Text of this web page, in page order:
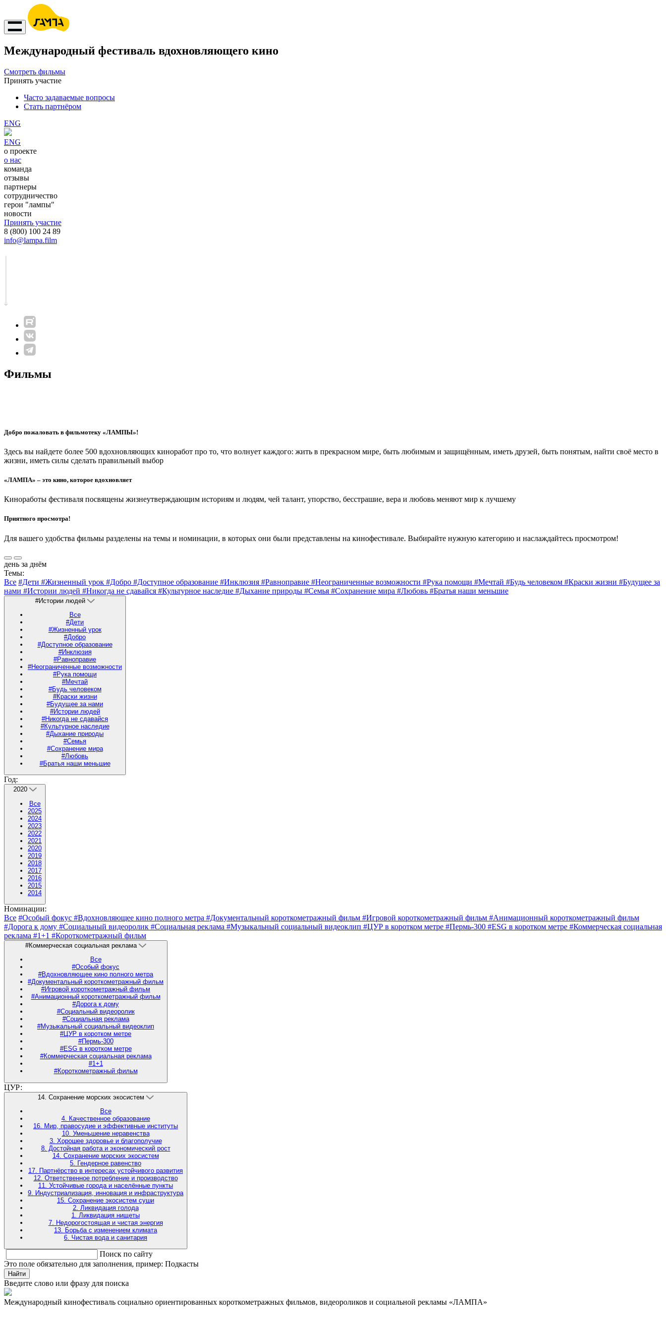
Международный фестиваль вдохновляющего кино
Смотреть фильмы
Принять участие
Часто задаваемые вопросы
Стать партнёром
ENG
ENG
о проекте
о нас
команда
отзывы
партнеры
сотрудничество
герои "лампы"
новости
Принять участие
8 (800) 100 24 89
info@lampa.film
Фильмы
Добро пожаловать в фильмотеку «ЛАМПЫ»!
Здесь вы найдете более 500 вдохновляющих киноработ про то, что волнует каждого: жить в прекрасном мире, быть любимым и защищённым, иметь друзей, быть понятым, найти своё место в
жизни, иметь силы сделать правильный выбор
«ЛАМПА» – это кино, которое вдохновляет
Киноработы фестиваля посвящены жизнеутверждающим историям и людям, чей талант, упорство, бесстрашие, вера и любовь меняют мир к лучшему
Приятного просмотра!
Для вашего удобства фильмы разделены на темы и номинации, в которых они были представлены на кинофестивале. Выбирайте нужную категорию и наслаждайтесь просмотром!
день за днём
Темы:
Все #Дети #Жизненный урок #Добро #Доступное образование #Инклюзия #Равноправие #Неограниченные возможности #Рука помощи #Мечтай #Будь человеком #Краски жизни #Будущее за
нами #Истории людей #Никогда не сдавайся #Культурное наследие #Дыхание природы #Семья #Сохранение мира #Любовь #Братья наши меньшие
#Истории людей
Все
#Дети
#Жизненный урок
#Добро
#Доступное образование
#Инклюзия
#Равноправие
#Неограниченные возможности
#Рука помощи
#Мечтай
#Будь человеком
#Краски жизни
#Будущее за нами
#Истории людей
#Никогда не сдавайся
#Культурное наследие
#Дыхание природы
#Семья
#Сохранение мира
#Любовь
#Братья наши меньшие
Год:
2020
Все
2025
2024
2023
2022
2021
2020
2019
2018
2017
2016
2015
2014
Номинации:
Все #Особый фокус #Вдохновляющее кино полного метра #Документальный короткометражный фильм #Игровой короткометражный фильм #Анимационный короткометражный фильм
#Дорога к дому #Социальный видеоролик #Социальная реклама #Музыкальный социальный видеоклип #ЦУР в коротком метре #Пермь-300 #ESG в коротком метре #Коммерческая социальная
реклама #1+1 #Короткометражный фильм
#Коммерческая социальная реклама
Все
#Особый фокус
#Вдохновляющее кино полного метра
#Документальный короткометражный фильм
#Игровой короткометражный фильм
#Анимационный короткометражный фильм
#Дорога к дому
#Социальный видеоролик
#Социальная реклама
#Музыкальный социальный видеоклип
#ЦУР в коротком метре
#Пермь-300
#ESG в коротком метре
#Коммерческая социальная реклама
#1+1
#Короткометражный фильм
ЦУР:
14. Сохранение морских экосистем
Все
4. Качественное образование
16. Мир, правосудие и эффективные институты
10. Уменьшение неравенства
3. Хорошее здоровье и благополучие
8. Достойная работа и экономический рост
14. Сохранение морских экосистем
5. Гендерное равенство
17. Партнёрство в интересах устойчивого развития
12. Ответственное потребление и производство
11. Устойчивые города и населённые пункты
9. Индустриализация, инновация и инфраструктура
15. Сохранение экосистем суши
2. Ликвидация голода
1. Ликвидация нищеты
7. Недорогостоящая и чистая энергия
13. Борьба с изменением климата
6. Чистая вода и санитария
Поиск по сайту
Это поле обязательно для заполнения, пример: Подкасты
Найти
Введите слово или фразу для поиска
Международный кинофестиваль социально ориентированных короткометражных фильмов, видеороликов и социальной рекламы «ЛАМПА»